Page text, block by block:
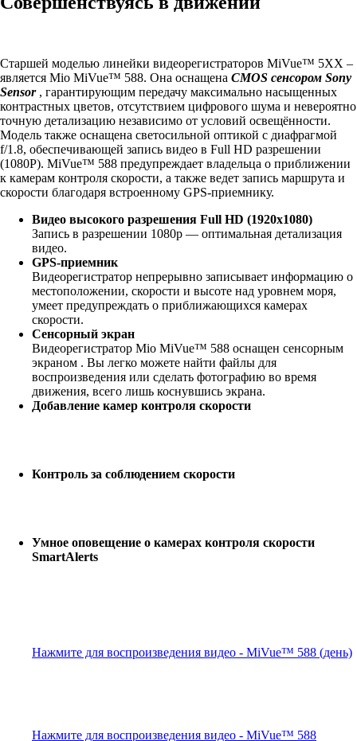
Старшей моделью линейки видеорегистраторов MiVue™ 5XX –
является Mio MiVue™ 588. Она оснащена CMOS сенсором Sony
Sensor , гарантирующим передачу максимально насыщенных
контрастных цветов, отсутствием цифрового шума и невероятно
точную детализацию независимо от условий освещённости.
Модель также оснащена светосильной оптикой с диафрагмой
f/1.8, обеспечивающей запись видео в Full HD разрешении
(1080P). MiVue™ 588 предупреждает владельца о приближении
к камерам контроля скорости, а также ведет запись маршрута и
скорости благодаря встроенному GPS-приемнику.
Видео высокого разрешения Full HD (1920х1080)
Запись в разрешении 1080p — оптимальная детализация
видео.
GPS-приемник
Видеорегистратор непрерывно записывает информацию о
местоположении, скорости и высоте над уровнем моря,
умеет предупреждать о приближающихся камерах
скорости.
Сенсорный экран
Видеорегистратор Mio MiVue™ 588 оснащен сенсорным
экраном . Вы легко можете найти файлы для
воспроизведения или сделать фотографию во время
движения, всего лишь коснувшись экрана.
Добавление камер контроля скорости
Контроль за соблюдением скорости
Умное оповещение о камерах контроля скорости
SmartAlerts
Нажмите для воспроизведения видео - MiVue™ 588 (день)
Нажмите для воспроизведения видео - MiVue™ 588